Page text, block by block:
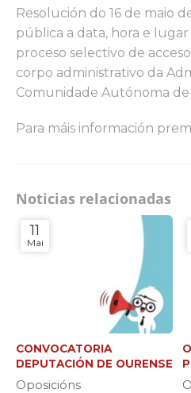
Resolución do 16 de maio
pública a data, hora e
proceso selectivo de
corpo administrativo da
Comunidade Autónoma de
Para máis información
Noticias relacionadas
11
Mai
CONVOCATORIA
DEPUTACIÓN DE OURENSE
Oposicións